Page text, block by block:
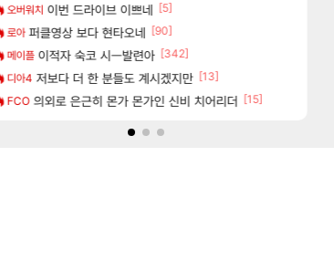
오버워치 이번 드라이브 이쁘네 [5]
로아 퍼클영상 보다 현타오네 [90]
메이플 이적자 숙코 시ㅡ발련아 [342]
디아4 저보다 더 한 분들도 계시겠지만 [13]
FCO 의외로 은근히 몬가 몬가인 신비 치어리더 [15]
여행 7년만에 가족여행을 다녀왔습니다.
아스오라 「에린」 컨셉 포스터 공개
비스트 쿠를 먼저 보내서 기습하는 법
리싱크드 리싱크드 1.06 패치노트 (8/5)
비스트 비스트 오브 리인카네이션 정보/공략글 모음